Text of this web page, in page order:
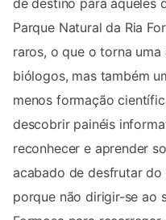
de destino para aqueles
Parque Natural da Ria
raros, o que o torna
biólogos, mas também
menos formação
descobrir painéis
reconhecer e aprender
acabado de desfrutar do
porque não dirigir-se ao